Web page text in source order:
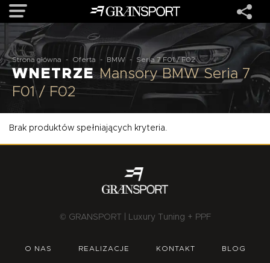
OFERTA
MARKI
REALIZACJE
O NAS
Strona główna - Oferta - BMW - Seria 7 F01 / F02
WNETRZEMansory BMW Seria 7
F01 / F02
Brak produktów spełniających kryteria.
© GRANSPORT | Luxury Tuning + PPF
O NAS REALIZACJE KONTAKT BLOG